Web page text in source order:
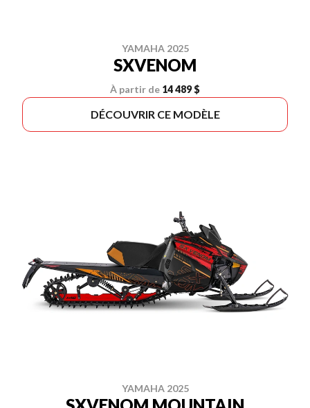
YAMAHA 2025
SXVENOM
À partir de 14 489 $
DÉCOUVRIR CE MODÈLE
YAMAHA 2025